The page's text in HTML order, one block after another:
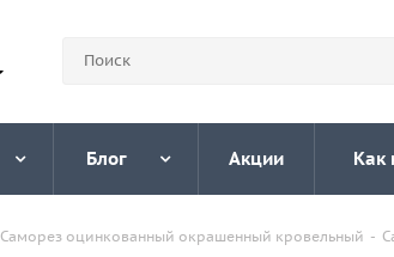
Блог Акции Как
Саморез оцинкованный окрашенный кровельный -